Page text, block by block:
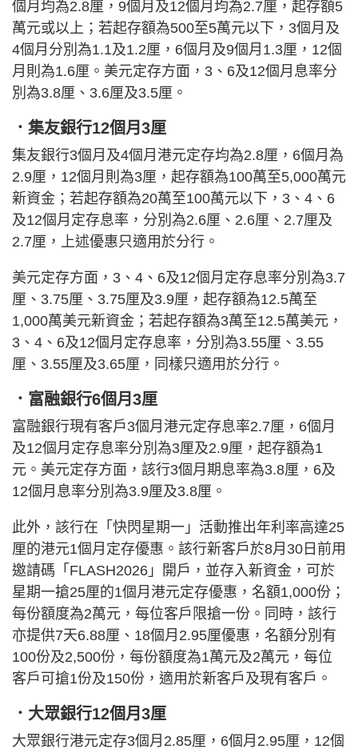
個月均為2.8厘，9個月及12個月均為2.7厘，起存額5
萬元或以上；若起存額為500至5萬元以下，3個月及
4個月分別為1.1及1.2厘，6個月及9個月1.3厘，12個
月則為1.6厘。美元定存方面，3、6及12個月息率分
別為3.8厘、3.6厘及3.5厘。
．集友銀行12個月3厘
集友銀行3個月及4個月港元定存均為2.8厘，6個月為
2.9厘，12個月則為3厘，起存額為100萬至5,000萬元
新資金；若起存額為20萬至100萬元以下，3、4、6
及12個月定存息率，分別為2.6厘、2.6厘、2.7厘及
2.7厘，上述優惠只適用於分行。
美元定存方面，3、4、6及12個月定存息率分別為3.7
厘、3.75厘、3.75厘及3.9厘，起存額為12.5萬至
1,000萬美元新資金；若起存額為3萬至12.5萬美元，
3、4、6及12個月定存息率，分別為3.55厘、3.55
厘、3.55厘及3.65厘，同樣只適用於分行。
．富融銀行6個月3厘
富融銀行現有客戶3個月港元定存息率2.7厘，6個月
及12個月定存息率分別為3厘及2.9厘，起存額為1
元。美元定存方面，該行3個月期息率為3.8厘，6及
12個月息率分別為3.9厘及3.8厘。
此外，該行在「快閃星期一」活動推出年利率高達25
厘的港元1個月定存優惠。該行新客戶於8月30日前用
邀請碼「FLASH2026」開戶，並存入新資金，可於
星期一搶25厘的1個月港元定存優惠，名額1,000份；
每份額度為2萬元，每位客戶限搶一份。同時，該行
亦提供7天6.88厘、18個月2.95厘優惠，名額分別有
100份及2,500份，每份額度為1萬元及2萬元，每位
客戶可搶1份及150份，適用於新客戶及現有客戶。
．大眾銀行12個月3厘
大眾銀行港元定存3個月2.85厘，6個月2.95厘，12個